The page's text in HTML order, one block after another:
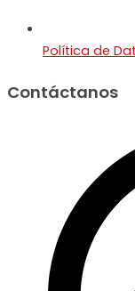
Política de
Contáctanos